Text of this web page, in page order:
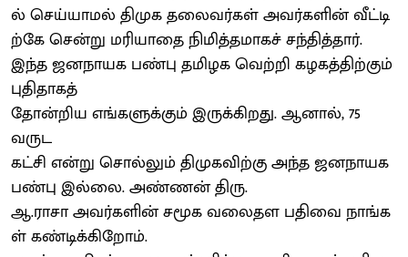
ல் செய்யாமல் திமுக தலைவர்கள் அவர்களின் வீட்டி
ற்கே சென்று மரியாதை நிமித்தமாகச் சந்தித்தார்.
இந்த ஜனநாயக பண்பு தமிழக வெற்றி கழகத்திற்கும்
புதிதாகத்
தோன்றிய எங்களுக்கும் இருக்கிறது. ஆனால், 75
வருட
கட்சி என்று சொல்லும் திமுகவிற்கு அந்த ஜனநாயக
பண்பு இல்லை. அண்ணன் திரு.
ஆ.ராசா அவர்களின் சமூக வலைதள பதிவை நாங்க
ள் கண்டிக்கிறோம்.